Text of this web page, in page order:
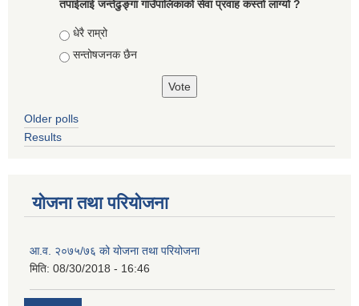
तपाईलाई जन्तेढुङ्गा गाउँपालिकाको सेवा प्रवाह कस्तो लाग्यो ?
Choices
धेरै राम्रो
सन्तोषजनक छैन
Older polls
Results
योजना तथा परियोजना
आ.व. २०७५/७६ को योजना तथा परियोजना
मिति: 08/30/2018 - 16:46